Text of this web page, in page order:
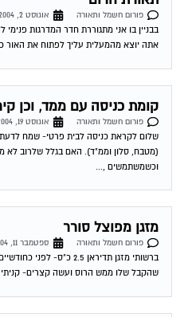
אתה יוצא מהמעלית עליך לפתוח את האור
קומת כניסה עם ממד, וכן
פורום חשמל ותאורה
אוגוסט 19, 2004
שלום לקראת כניסה לבית פרטי- שמח לדעת
(מטבח, סלון וממ"ד). האם בגלל שלרוב
וכשמשתמשים ,...
מזגן מפוצל סורר
פורום חשמל ותאורה
ברשותי מזגן תדיראן 2.5
שהקבל שלו ממש הרוס ועשה קצרים-